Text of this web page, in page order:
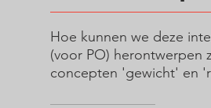
Hoe kunnen we deze
(voor PO) herontwerpen
concepten 'gewicht' en